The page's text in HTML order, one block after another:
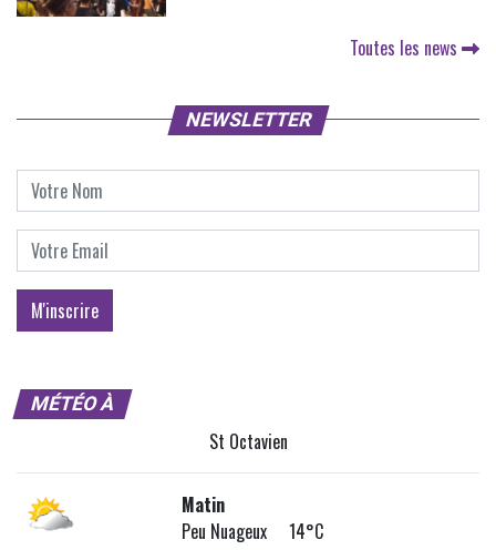
Toutes les news
NEWSLETTER
MÉTÉO À
St Octavien
Matin
Peu Nuageux 14°C